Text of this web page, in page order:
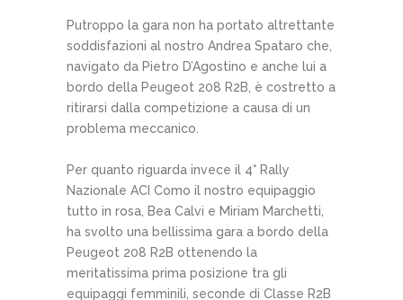
Putroppo la gara non ha portato altrettante
soddisfazioni al nostro Andrea Spataro che,
navigato da Pietro D’Agostino e anche lui a
bordo della Peugeot 208 R2B, è costretto a
ritirarsi dalla competizione a causa di un
problema meccanico.
Per quanto riguarda invece il 4° Rally
Nazionale ACI Como il nostro equipaggio
tutto in rosa, Bea Calvi e Miriam Marchetti,
ha svolto una bellissima gara a bordo della
Peugeot 208 R2B ottenendo la
meritatissima prima posizione tra gli
equipaggi femminili, seconde di Classe R2B